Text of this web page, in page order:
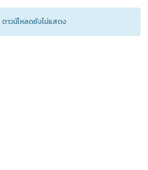
ดาวน์โหลดยังไม่แสดง